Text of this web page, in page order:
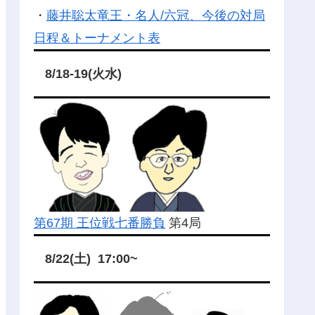
・ 藤井聡太竜王・名人/六冠、今後の対局
日程＆トーナメント表
8/18-19(火水)
第67期 王位戦七番勝負 第4局
8/22(土) 17:00~